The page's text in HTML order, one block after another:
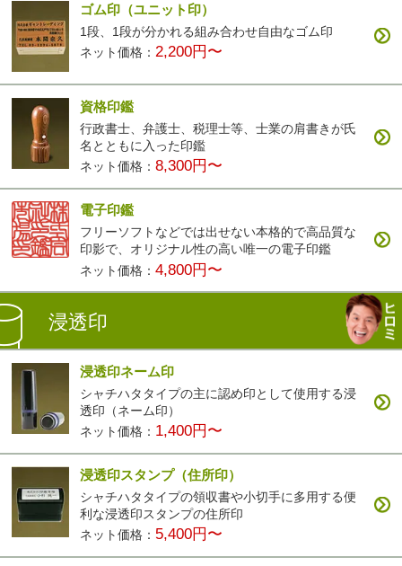
ゴム印（ユニット印）
1段、1段が分かれる組み合わせ自由なゴム印
ネット価格：2,200円〜
資格印鑑
行政書士、弁護士、税理士等、士業の肩書きが氏
名とともに入った印鑑
ネット価格：8,300円〜
電子印鑑
フリーソフトなどでは出せない本格的で高品質な
印影で、オリジナル性の高い唯一の電子印鑑
ネット価格：4,800円〜
浸透印
浸透印ネーム印
シャチハタタイプの主に認め印として使用する浸
透印（ネーム印）
ネット価格： 1,400円〜
浸透印スタンプ（住所印）
シャチハタタイプの領収書や小切手に多用する便
利な浸透印スタンプの住所印
ネット価格： 5,400円〜